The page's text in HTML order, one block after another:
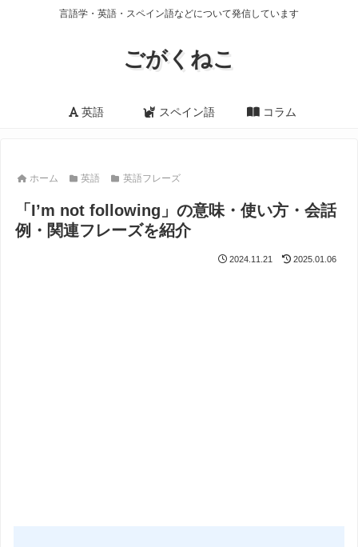
言語学・英語・スペイン語などについて発信しています
ごがくねこ
英語 スペイン語 コラム
ホーム 英語 英語フレーズ
「I’m not following」の意味・使い方・会話
例・関連フレーズを紹介
2024.11.21 2025.01.06